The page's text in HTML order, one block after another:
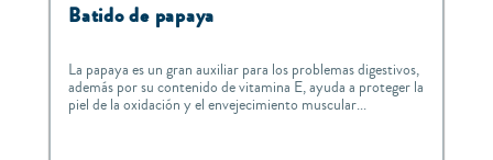
Batido de papaya
La papaya es un gran auxiliar para los problemas digestivos,
además por su contenido de vitamina E, ayuda a proteger la
piel de la oxidación y el envejecimiento muscular...